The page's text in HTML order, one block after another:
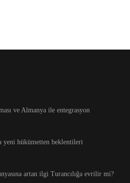
ve Almanya ile entegrasyon
yeni hükümetten beklentileri
artan ilgi Turancılığa evrilir mi?